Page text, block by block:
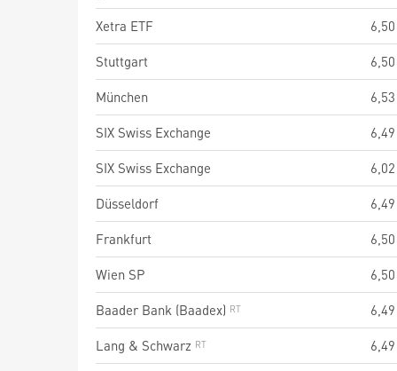
Xetra ETF
6,50
Stuttgart
6,50
München
6,53
SIX Swiss Exchange
6,49
SIX Swiss Exchange
6,02
Düsseldorf
6,49
Frankfurt
6,50
Wien SP
6,50
Baader Bank (Baadex)
6,49
Lang & Schwarz
6,49